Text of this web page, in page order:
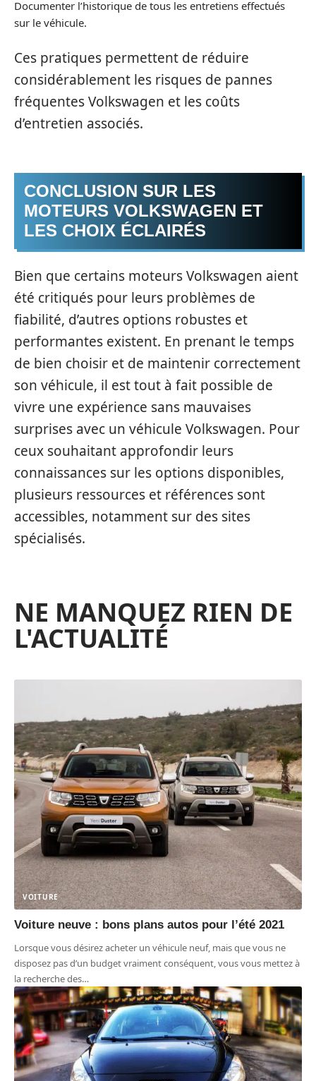
Documenter l’historique de tous les entretiens effectués
sur le véhicule.
Ces pratiques permettent de réduire
considérablement les risques de pannes
fréquentes Volkswagen et les coûts
d’entretien associés.
CONCLUSION SUR LES
MOTEURS VOLKSWAGEN ET
LES CHOIX ÉCLAIRÉS
Bien que certains moteurs Volkswagen aient
été critiqués pour leurs problèmes de
fiabilité, d’autres options robustes et
performantes existent. En prenant le temps
de bien choisir et de maintenir correctement
son véhicule, il est tout à fait possible de
vivre une expérience sans mauvaises
surprises avec un véhicule Volkswagen. Pour
ceux souhaitant approfondir leurs
connaissances sur les options disponibles,
plusieurs ressources et références sont
accessibles, notamment sur des sites
spécialisés.
NE MANQUEZ RIEN DE
L'ACTUALITÉ
VOITURE
Voiture neuve : bons plans autos pour l’été 2021
Lorsque vous désirez acheter un véhicule neuf, mais que vous ne
disposez pas d’un budget vraiment conséquent, vous vous mettez à
la recherche des…